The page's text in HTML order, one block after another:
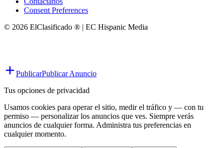
Consent Preferences
© 2026 ElClasificado ® | EC Hispanic Media
PublicarPublicar Anuncio
Tus opciones de privacidad
Usamos cookies para operar el sitio, medir el tráfico y — con tu
permiso — personalizar los anuncios que ves. Siempre verás
anuncios de cualquier forma. Administra tus preferencias en
cualquier momento.